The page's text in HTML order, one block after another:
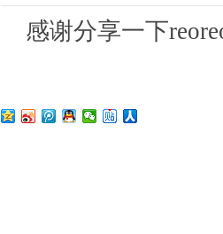
感谢分享一下